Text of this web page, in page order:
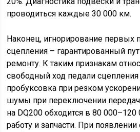
проводиться каждые 30 000 км.
Наконец, игнорирование первых
сцепления – гарантированный
ремонту. К таким признакам
свободный ход педали
пробуксовка при резком
шумы при переключении
на DQ200 обходится в 80
работу и запчасти. При